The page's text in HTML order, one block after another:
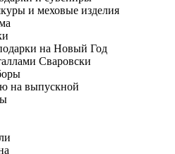
и меховые изделия
на Новый Год
Сваровски
на выпускной